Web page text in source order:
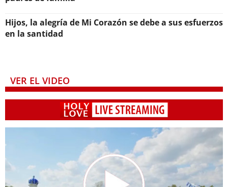
Hijos, la alegría de Mi Corazón se debe a sus esfuerzos
en la santidad
VER EL VIDEO